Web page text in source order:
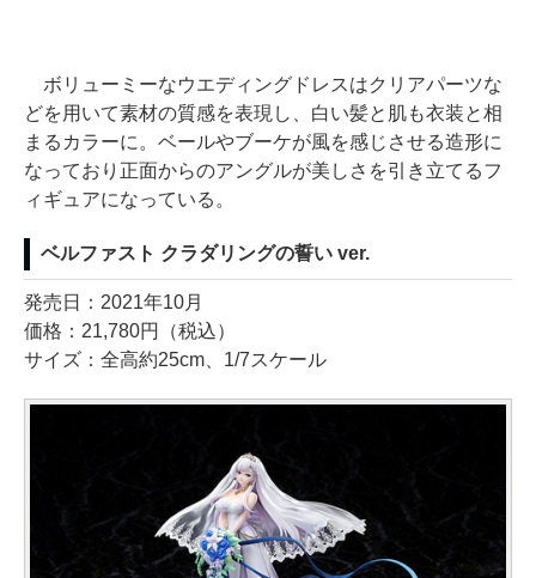
ボリューミーなウエディングドレスはクリアパーツな
どを用いて素材の質感を表現し、白い髪と肌も衣装と相
まるカラーに。ベールやブーケが風を感じさせる造形に
なっており正面からのアングルが美しさを引き立てるフ
ィギュアになっている。
ベルファスト クラダリングの誓い ver.
発売日：2021年10月
価格：21,780円（税込）
サイズ：全高約25cm、1/7スケール